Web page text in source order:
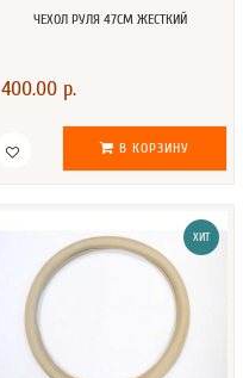
ЧЕХОЛ РУЛЯ 47СМ ЖЕСТКИЙ
400.00 р.
В КОРЗИНУ
ХИТ